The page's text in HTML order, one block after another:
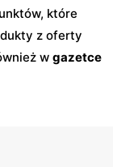
które
z oferty
w gazetce